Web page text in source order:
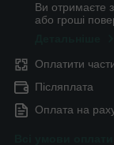
Ви отримаєте
або гроші
Оплатити
Післяплата
Оплата на